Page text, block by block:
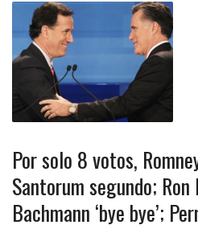
Por solo 8 votos,
Santorum segundo;
Bachmann ‘bye bye’;